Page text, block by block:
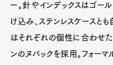
ー。針やインデックスはゴー
け込み、ステンレスケースと
はそれぞれの個性に合わせた
ンのヌバックを採用。フォーマ